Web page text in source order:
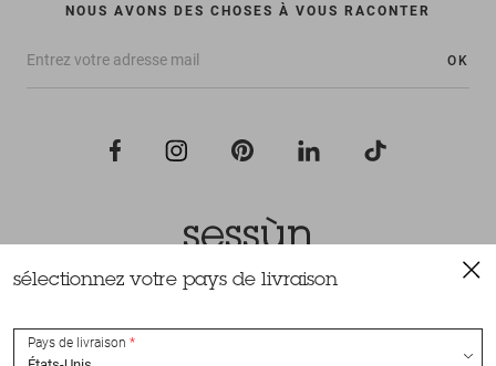
NOUS AVONS DES CHOSES À VOUS RACONTER
OK
Tous droits réservés Sessùn 2022
sélectionnez votre pays de livraison
Pays de livraison